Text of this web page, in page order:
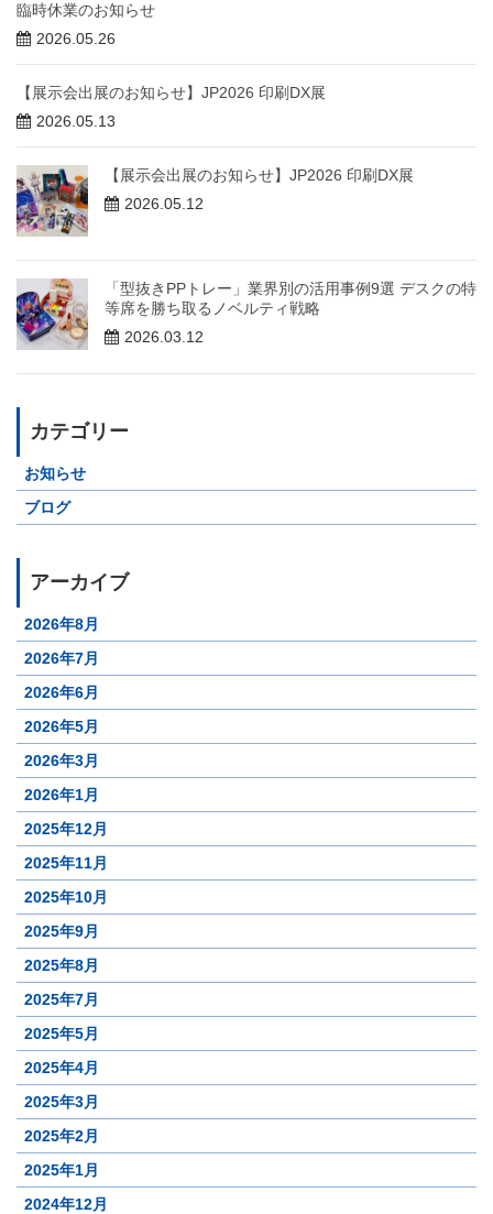
臨時休業のお知らせ
2026.05.26
【展示会出展のお知らせ】JP2026 印刷DX展
2026.05.13
【展示会出展のお知らせ】JP2026 印刷DX展
2026.05.12
「型抜きPPトレー」業界別の活用事例9選 デスクの特
等席を勝ち取るノベルティ戦略
2026.03.12
カテゴリー
お知らせ
ブログ
アーカイブ
2026年8月
2026年7月
2026年6月
2026年5月
2026年3月
2026年1月
2025年12月
2025年11月
2025年10月
2025年9月
2025年8月
2025年7月
2025年5月
2025年4月
2025年3月
2025年2月
2025年1月
2024年12月